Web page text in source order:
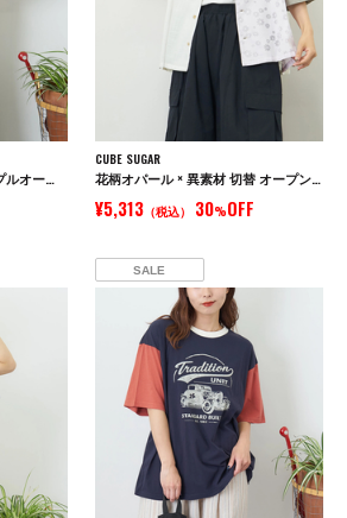
シアー リブ ロゴプリント プルオーバー Tシャツ
CUBE SUGAR
花柄オパール × 異素材 切替 オープンカラー シャツ
¥5,313（税込） 30%OFF
SALE